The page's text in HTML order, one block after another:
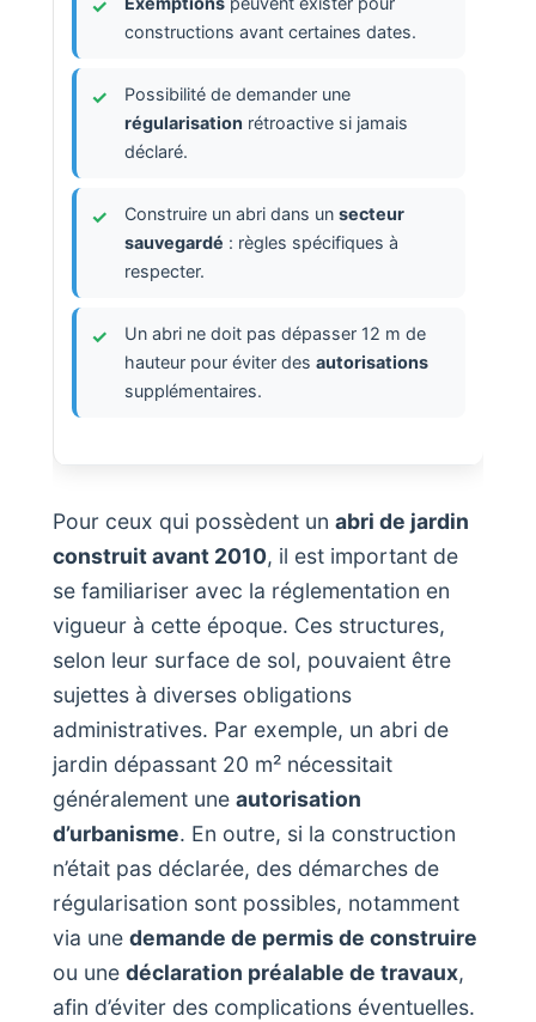
constructions avant certaines dates.
Possibilité de demander une
régularisation rétroactive si jamais
déclaré.
Construire un abri dans un secteur
sauvegardé : règles spécifiques à
respecter.
Un abri ne doit pas dépasser 12 m de
hauteur pour éviter des autorisations
supplémentaires.
Pour ceux qui possèdent un abri de jardin
construit avant 2010, il est important de
se familiariser avec la réglementation en
vigueur à cette époque. Ces structures,
selon leur surface de sol, pouvaient être
sujettes à diverses obligations
administratives. Par exemple, un abri de
jardin dépassant 20 m² nécessitait
généralement une autorisation
d’urbanisme. En outre, si la construction
n’était pas déclarée, des démarches de
régularisation sont possibles, notamment
via une demande de permis de construire
ou une déclaration préalable de travaux,
afin d’éviter des complications éventuelles.